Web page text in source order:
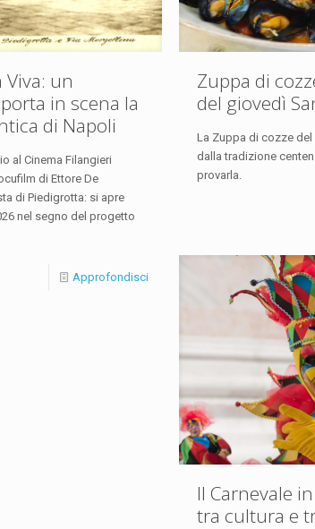
un
in scena la
di Napoli
al Cinema Filangieri
di Ettore De
di Piedigrotta: si apre
nel segno del progetto
Approfondisci
Zuppa di
del giovedì
La Zuppa di cozze
dalla tradizione
provarla.
Il Carnevale
tra cultura e